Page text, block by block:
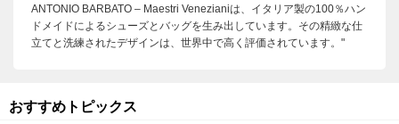
ANTONIO BARBATO – Maestri Venezianiは、イタリア製の100％ハン
ドメイドによるシューズとバッグを生み出しています。その精緻な仕
立てと洗練されたデザインは、世界中で高く評価されています。"
おすすめトピックス